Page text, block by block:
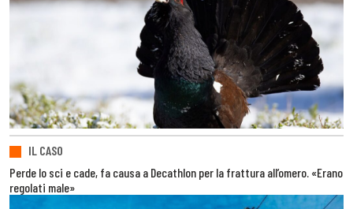
IL CASO
Perde lo sci e cade, fa causa a Decathlon per la frattura all’omero. «Erano
regolati male»